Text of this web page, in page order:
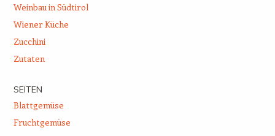
Weinbau in Südtirol
Wiener Küche
Zucchini
Zutaten
SEITEN
Blattgemüse
Fruchtgemüse